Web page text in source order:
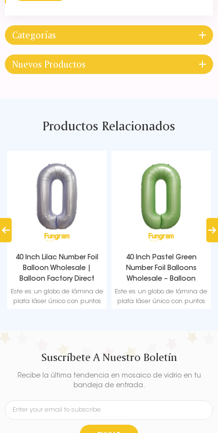
Categorías
Nuevos Productos
Productos Relacionados
40 Inch Lilac Number Foil
Balloon Wholesale |
Balloon Factory Direct
Supply
Este es un globo de lámina de
plata láser único con puntos
40 Inch Pastel Green
Number Foil Balloons
Wholesale – Balloon
Factory Direct Supply
Este es un globo de lámina de
plata láser único con puntos
Suscríbete A Nuestro Boletín
Recibe la última tendencia en mosaico de vidrio en tu
bandeja de entrada.